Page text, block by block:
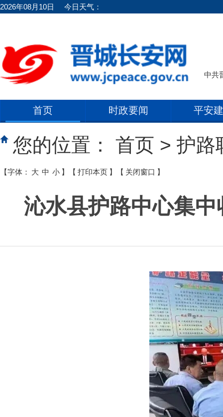
2026年08月10日 今日天气：
中共
首页 时政要闻 平安
您的位置： 首页 > 护路
【字体： 大 中 小 】 【 打印本页 】 【 关闭窗口 】
沁水县护路中心集